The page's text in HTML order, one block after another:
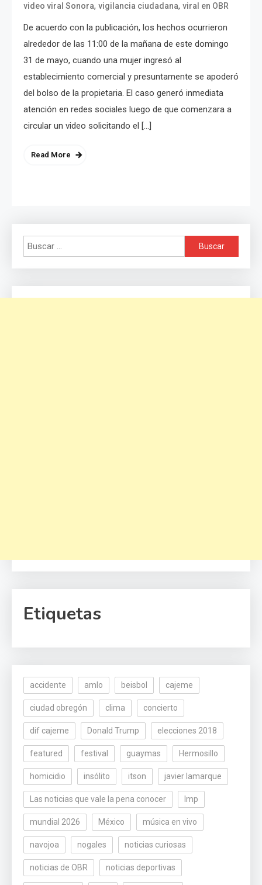
video viral Sonora, vigilancia ciudadana, viral en OBR
De acuerdo con la publicación, los hechos ocurrieron
alrededor de las 11:00 de la mañana de este domingo
31 de mayo, cuando una mujer ingresó al
establecimiento comercial y presuntamente se apoderó
del bolso de la propietaria. El caso generó inmediata
atención en redes sociales luego de que comenzara a
circular un video solicitando el […]
Read More
Buscar:
Etiquetas
accidente amlo beisbol cajeme
ciudad obregón clima concierto
dif cajeme Donald Trump elecciones 2018
featured festival guaymas Hermosillo
homicidio insólito itson javier lamarque
Las noticias que vale la pena conocer lmp
mundial 2026 México música en vivo
navojoa nogales noticias curiosas
noticias de OBR noticias deportivas